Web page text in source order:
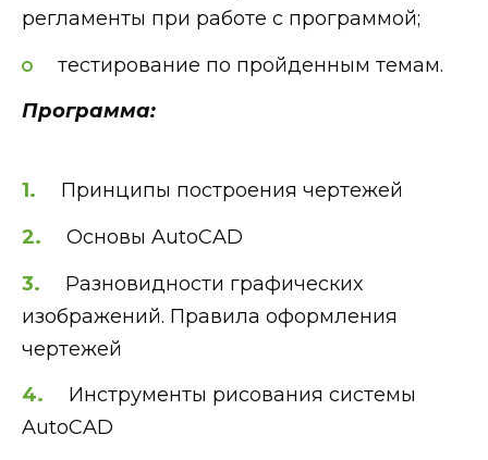
регламенты при работе с программой;
тестирование по пройденным темам.
Программа:
Принципы построения чертежей
Основы AutoCAD
Разновидности графических
изображений. Правила оформления
чертежей
Инструменты рисования системы
AutoCAD